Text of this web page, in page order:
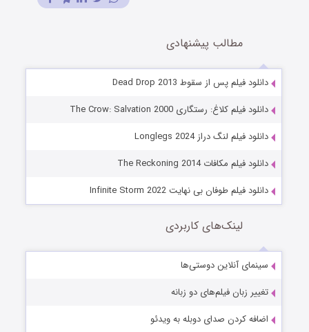
مطالب پیشنهادی
دانلود فیلم پس از سقوط Dead Drop 2013
دانلود فیلم کلاغ: رستگاری The Crow: Salvation 2000
دانلود فیلم لنگ‌ دراز Longlegs 2024
دانلود فیلم مکافات The Reckoning 2014
دانلود فیلم طوفان بی نهایت Infinite Storm 2022
لینک‌های کاربردی
سینمای آنلاین دوستی‌ها
تغییر زبان فیلم‌های دو زبانه
اضافه کردن صدای دوبله به ویدئو